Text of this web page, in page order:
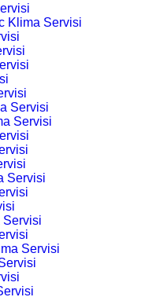
Klima Servisi
Servisi
Servisi
Servisi
Servisi
Servisi